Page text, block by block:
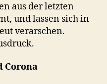
aus der letzten
und lassen sich in
verarschen.
Corona